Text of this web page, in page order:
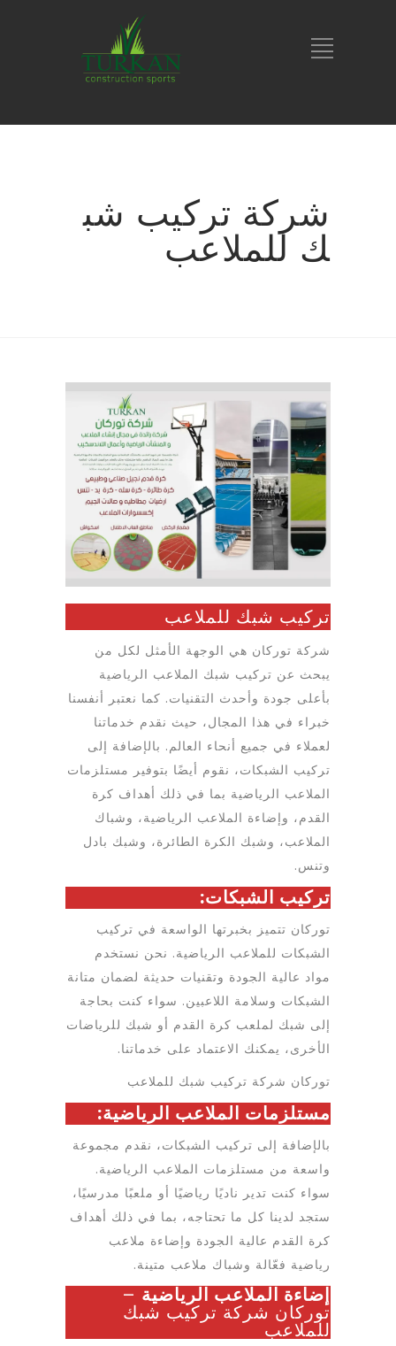
شركة تركيب شب
ك للملاعب
تركيب شبك للملاعب
شركة توركان هي الوجهة الأمثل لكل من
يبحث عن تركيب شبك الملاعب الرياضية
بأعلى جودة وأحدث التقنيات. كما نعتبر أنفسنا
خبراء في هذا المجال، حيث نقدم خدماتنا
لعملاء في جميع أنحاء العالم. بالإضافة إلى
تركيب الشبكات، نقوم أيضًا بتوفير مستلزمات
الملاعب الرياضية بما في ذلك أهداف كرة
القدم، وإضاءة الملاعب الرياضية، وشباك
الملاعب، وشبك الكرة الطائرة، وشبك بادل
وتنس.
تركيب الشبكات:
توركان تتميز بخبرتها الواسعة في تركيب
الشبكات للملاعب الرياضية. نحن نستخدم
مواد عالية الجودة وتقنيات حديثة لضمان متانة
الشبكات وسلامة اللاعبين. سواء كنت بحاجة
إلى شبك لملعب كرة القدم أو شبك للرياضات
الأخرى، يمكنك الاعتماد على خدماتنا.
توركان شركة تركيب شبك للملاعب
مستلزمات الملاعب الرياضية:
بالإضافة إلى تركيب الشبكات، نقدم مجموعة
واسعة من مستلزمات الملاعب الرياضية.
سواء كنت تدير ناديًا رياضيًا أو ملعبًا مدرسيًا،
ستجد لدينا كل ما تحتاجه، بما في ذلك أهداف
كرة القدم عالية الجودة وإضاءة ملاعب
رياضية فعّالة وشباك ملاعب متينة.
إضاءة الملاعب الرياضية –
توركان شركة تركيب شبك
للملاعب